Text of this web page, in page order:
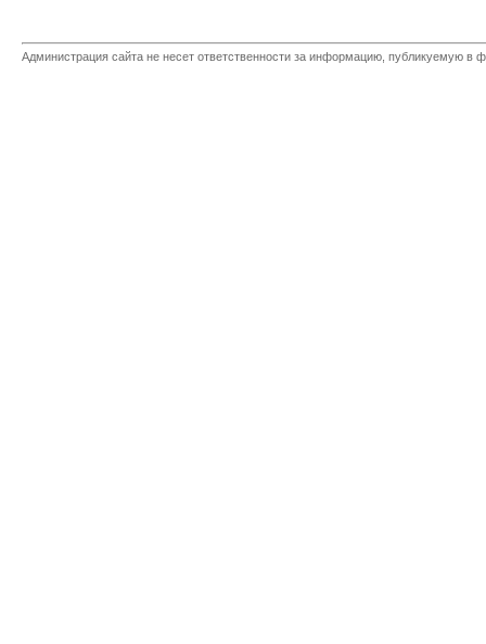
Администрация сайта не несет ответственности за информацию, публикуемую